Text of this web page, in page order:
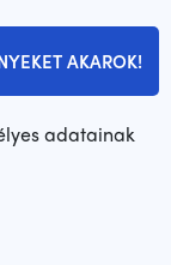
AKAROK!
adatainak